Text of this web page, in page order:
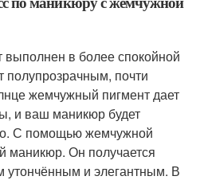
в более спокойной
полупрозрачным, почти
жемчужный пигмент дает
и ваш маникюр будет
С помощью жемчужной
маникюр. Он получается
утончённым и элегантным. В